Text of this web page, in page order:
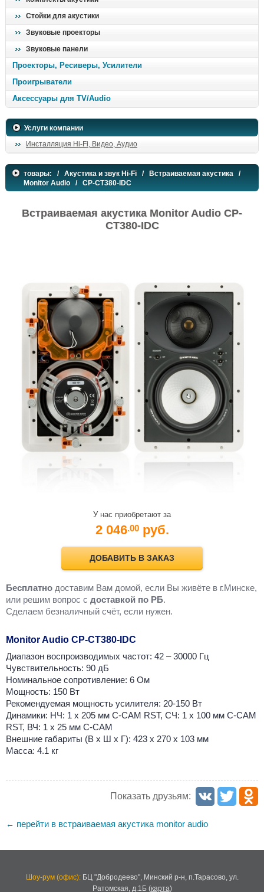
Стойки для акустики
Звуковые проекторы
Звуковые панели
Проекторы, Ресиверы, Усилители
Проигрыватели
Аксессуары для TV/Audio
Услуги компании
Инсталляция Hi-Fi, Видео, Аудио
товары: / Акустика и звук Hi-Fi / Встраиваемая акустика /
Monitor Audio / CP-CT380-IDC
Встраиваемая акустика Monitor Audio CP-
CT380-IDC
У нас приобретают за
2 046.00 руб.
ДОБАВИТЬ В ЗАКАЗ
Бесплатно доставим Вам домой, если Вы живёте в г.Минске,
или решим вопрос с доставкой по РБ.
Cделаем безналичный счёт, если нужен.
Monitor Audio CP-CT380-IDC
Диапазон воспроизводимых частот: 42 – 30000 Гц
Чувствительность: 90 дБ
Номинальное сопротивление: 6 Ом
Мощность: 150 Вт
Рекомендуемая мощность усилителя: 20-150 Вт
Динамики: НЧ: 1 х 205 мм C-CAM RST, СЧ: 1 х 100 мм C-CAM
RST, ВЧ: 1 х 25 мм C-CAM
Внешние габариты (В х Ш x Г): 423 x 270 х 103 мм
Масса: 4.1 кг
Показать друзьям:
← перейти в встраиваемая акустика monitor audio
Шоу-рум (офис):БЦ "Добродеево", Минский р-н, п.Тарасово, ул.
Ратомская, д.1Б(карта)